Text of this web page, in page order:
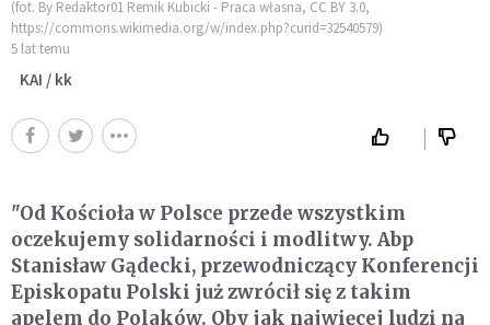
(fot. By Redaktor01 Remik Kubicki - Praca własna, CC BY 3.0,
https://commons.wikimedia.org/w/index.php?curid=32540579)
5 lat temu
KAI / kk
"Od Kościoła w Polsce przede wszystkim
oczekujemy solidarności i modlitwy. Abp
Stanisław Gądecki, przewodniczący Konferencji
Episkopatu Polski już zwrócił się z takim
apelem do Polaków. Oby jak najwięcej ludzi na